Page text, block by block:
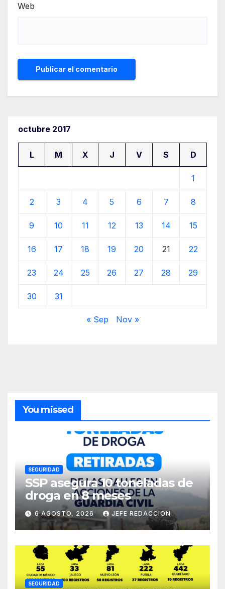
Web
octubre 2017
L M X J V S D
1
2 3 4 5 6 7 8
9 10 11 12 13 14 15
16 17 18 19 20 21 22
23 24 25 26 27 28 29
30 31
« Sep Nov »
You missed
SEGURIDAD
SSP asegura 10 toneladas de
droga en 8 meses
6 AGOSTO, 2026 JEFE REDACCION
SEGURIDAD